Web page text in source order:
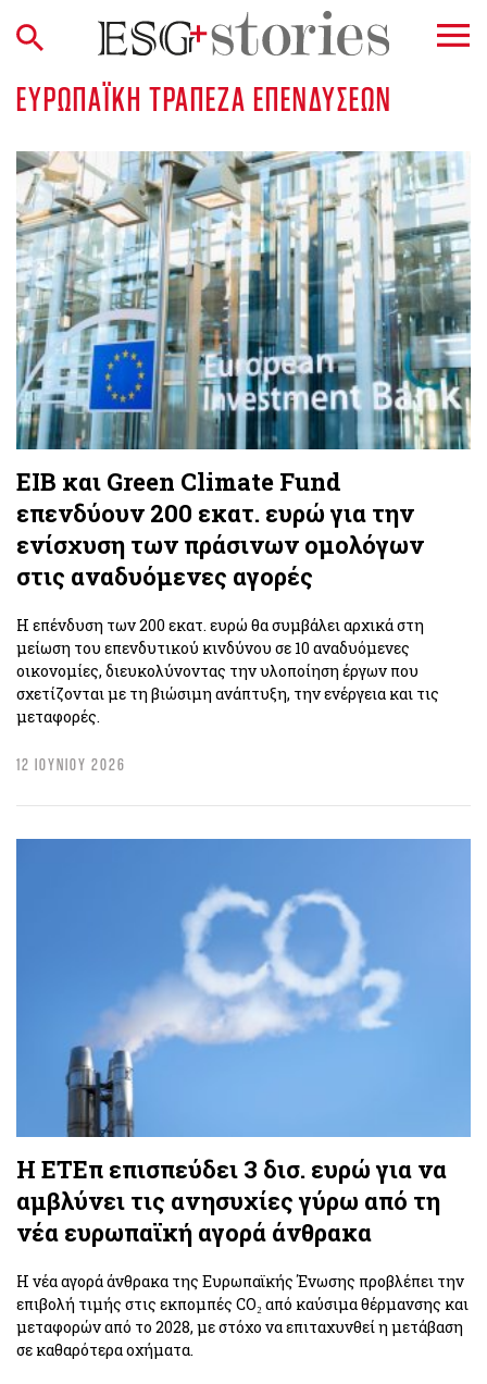
ΕΥΡΩΠΑΪΚΉ ΤΡΆΠΕΖΑ ΕΠΕΝΔΎΣΕΩΝ
EIB και Green Climate Fund
επενδύουν 200 εκατ. ευρώ για την
ενίσχυση των πράσινων ομολόγων
στις αναδυόμενες αγορές
Η επένδυση των 200 εκατ. ευρώ θα συμβάλει αρχικά στη
μείωση του επενδυτικού κινδύνου σε 10 αναδυόμενες
οικονομίες, διευκολύνοντας την υλοποίηση έργων που
σχετίζονται με τη βιώσιμη ανάπτυξη, την ενέργεια και τις
μεταφορές.
12 ΙΟΥΝΙΟΥ 2026
Η ΕΤΕπ επισπεύδει 3 δισ. ευρώ για να
αμβλύνει τις ανησυχίες γύρω από τη
νέα ευρωπαϊκή αγορά άνθρακα
Η νέα αγορά άνθρακα της Ευρωπαϊκής Ένωσης προβλέπει την
επιβολή τιμής στις εκπομπές CO₂ από καύσιμα θέρμανσης και
μεταφορών από το 2028, με στόχο να επιταχυνθεί η μετάβαση
σε καθαρότερα οχήματα.